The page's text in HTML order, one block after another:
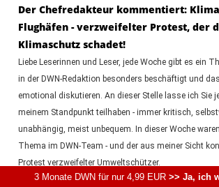
Der Chefredakteur kommentiert:
Flughäfen - verzweifelter Protest, der
Klimaschutz schadet!
Liebe Leserinnen und Leser, jede Woche gibt es ein
in der DWN-Redaktion besonders beschäftigt und
emotional diskutieren. An dieser Stelle lasse ich Sie
meinem Standpunkt teilhaben - immer kritisch,
unabhängig, meist unbequem. In dieser Woche
Thema im DWN-Team - und der aus meiner Sicht
Protest verzweifelter Umweltschützer.
3 Monate DWN für nur 4,99 EUR>> Ja, ich